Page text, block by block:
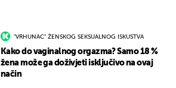
"VRHUNAC" ŽENSKOG SEKSUALNOG ISKUSTVA
Kako do vaginalnog orgazma? Samo 18 %
žena može ga doživjeti isključivo na ovaj
način